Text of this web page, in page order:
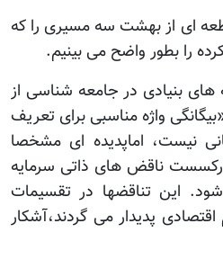
ای از بهشت سه مسیری را که
را بطور واضح می بینیم.
های بنیادی در جامعه شناسی از
واژه مناسبی برای تعریف
نیست، اماپدیده ای مشخصا
ناقض های ذاتی سرمایه
این تناقضها در تقسیمات
پدیدار می گردند،آشکار